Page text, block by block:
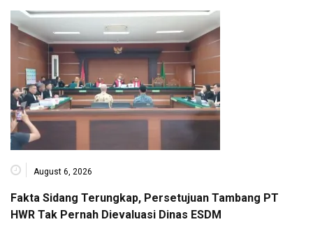
August 6, 2026
Fakta Sidang Terungkap, Persetujuan Tambang PT
HWR Tak Pernah Dievaluasi Dinas ESDM